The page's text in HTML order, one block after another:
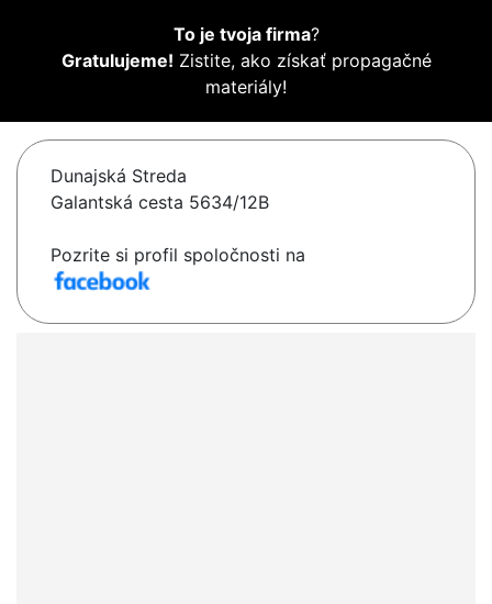
To je tvoja firma?
Gratulujeme! Zistite, ako získať propagačné
materiály!
Dunajská Streda
Galantská cesta 5634/12B
Pozrite si profil spoločnosti na